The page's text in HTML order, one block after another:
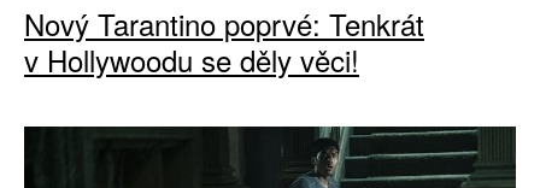
Nový Tarantino poprvé: Tenkrát
v Hollywoodu se děly věci!